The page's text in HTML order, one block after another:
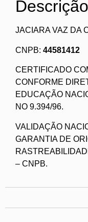
Descrição
JACIARA VAZ DA
CNPB: 44581412
CERTIFICADO
CONFORME
EDUCAÇÃO
NO 9.394/96.
VALIDAÇÃO
GARANTIA DE
– CNPB.